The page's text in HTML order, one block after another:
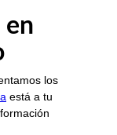
en
los
está a tu